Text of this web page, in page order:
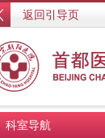
返回引导页
科室导航